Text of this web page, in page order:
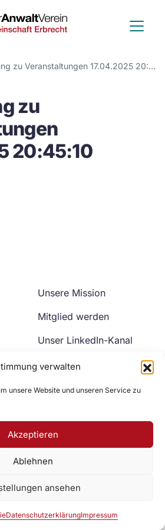
verwalten
unsere Website und unseren Service zu
Akzeptieren
Ablehnen
ansehen
DatenschutzerklärungImpressum
Deutscher
Anwalt
Verein
Anmeldung zu Veranstaltungen 17.04.2025 20:45:10
zu
20:45:10
Unsere Mission
Mitglied werden
Unser LinkedIn-Kanal
Unser YouTube-Kanal
DAV Webseite